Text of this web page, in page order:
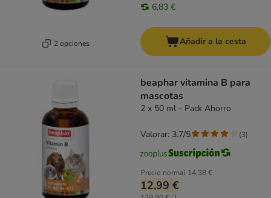
2 opciones
6,83 €
Añadir a la cesta
beaphar vitamina B para
mascotas
2 x 50 ml - Pack Ahorro
Precio normal 14,38 €
12,99 €
Valorar: 3.7/5 (3)